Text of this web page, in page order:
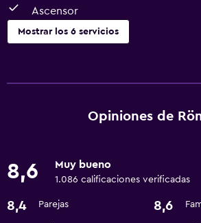
Ascensor
Mostrar los 6 servicios
Ascensor
Comedor
Nevera
Opiniones de
8,6 Muy bueno
1.086 calificaciones verificadas
8,4 Parejas 8,6